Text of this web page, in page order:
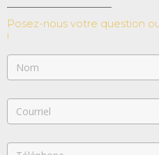
Posez-nous votre question
!